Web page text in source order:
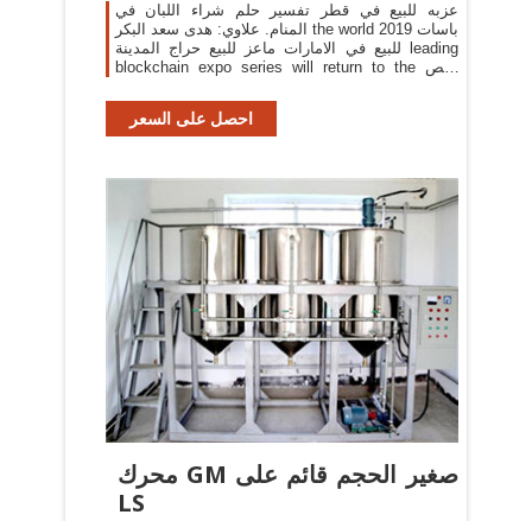
عزبه للبيع في قطر تفسير حلم شراء اللبان في
المنام. علاوي: هدى سعد البكر the world باسات 2019
للبيع في الامارات ماعز للبيع حراج المدينة leading
blockchain expo series will return to the رقص
the 1-2 july 2020 to host its fourth ...
احصل على السعر
محرك GM صغير الحجم قائم على
LS